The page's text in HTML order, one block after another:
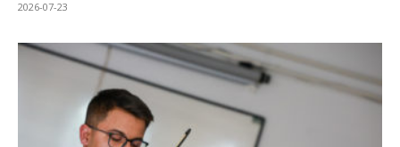
2026-07-23